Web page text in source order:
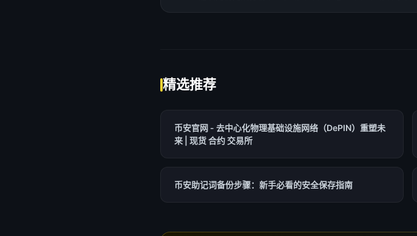
精选推荐
币安官网 - 去中心化物理基础设施网络（DePIN）重塑未
来 | 现货 合约 交易所
币安助记词备份步骤：新手必看的安全保存指南